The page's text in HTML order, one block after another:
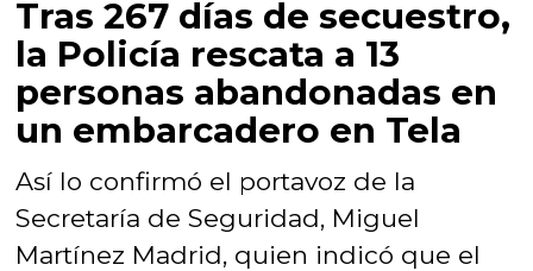
Tras 267 días de secuestro,
la Policía rescata a 13
personas abandonadas en
un embarcadero en Tela
Así lo confirmó el portavoz de la
Secretaría de Seguridad, Miguel
Martínez Madrid, quien indicó que el